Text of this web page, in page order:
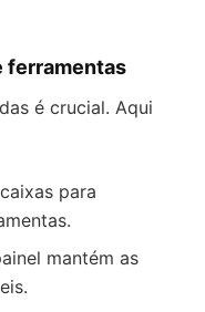
ferramentas
é crucial. Aqui
para
mantém as